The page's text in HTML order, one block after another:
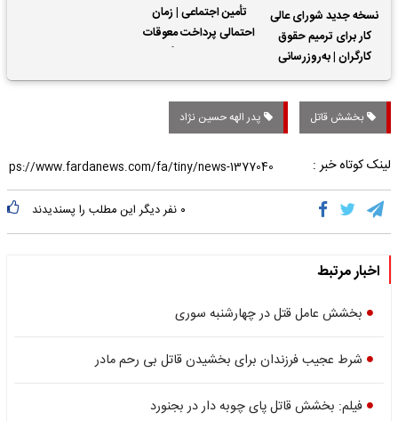
نسخه جدید شورای عالی
کار برای ترمیم حقوق
کارگران | به‌روزرسانی
کمک‌های معیشتی برای
کارگران
تأمین اجتماعی | زمان
احتمالی پرداخت معوقات
بخشش قاتل پدر الهه حسین نژاد
لینک کوتاه خبر :
۰ نفر دیگر این مطلب را پسندیدند
اخبار مرتبط
بخشش عامل قتل در چهارشنبه‌ سوری
شرط عجیب فرزندان برای بخشیدن قاتل بی رحم مادر
فیلم: بخشش قاتل پای چوبه دار در بجنورد